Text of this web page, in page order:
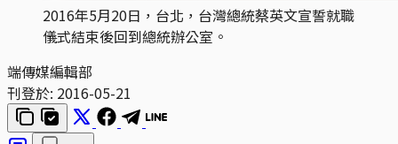
2016年5月20日，台北，台灣總統蔡英文宣誓就職
儀式結束後回到總統辦公室。
端傳媒編輯部
刊登於: 2016-05-21